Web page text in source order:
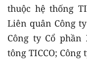
thuộc hệ thống
Liên quân Công
Công ty Cổ phần
tông TICCO; Công